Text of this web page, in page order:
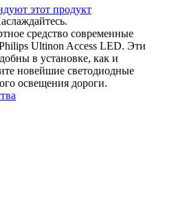
этот продукт
средство современные
Ultinon Access LED. Эти
в установке, как и
новейшие светодиодные
освещения дороги.